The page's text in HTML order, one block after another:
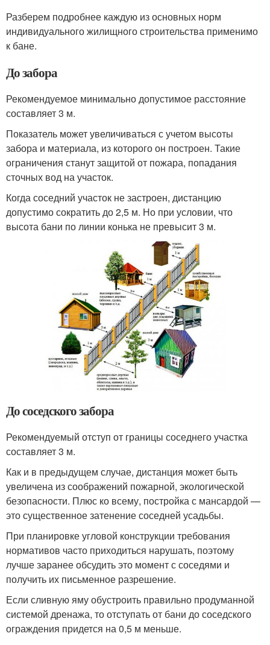
Разберем подробнее каждую из основных норм
индивидуального жилищного строительства применимо
к бане.
До забора
Рекомендуемое минимально допустимое расстояние
составляет 3 м.
Показатель может увеличиваться с учетом высоты
забора и материала, из которого он построен. Такие
ограничения станут защитой от пожара, попадания
сточных вод на участок.
Когда соседний участок не застроен, дистанцию
допустимо сократить до 2,5 м. Но при условии, что
высота бани по линии конька не превысит 3 м.
До соседского забора
Рекомендуемый отступ от границы соседнего участка
составляет 3 м.
Как и в предыдущем случае, дистанция может быть
увеличена из соображений пожарной, экологической
безопасности. Плюс ко всему, постройка с мансардой —
это существенное затенение соседней усадьбы.
При планировке угловой конструкции требования
нормативов часто приходиться нарушать, поэтому
лучше заранее обсудить это момент с соседями и
получить их письменное разрешение.
Если сливную яму обустроить правильно продуманной
системой дренажа, то отступать от бани до соседского
ограждения придется на 0,5 м меньше.